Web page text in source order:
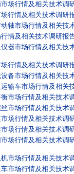
场行情及相关技术调
行情及相关技术调研
轴市场行情及相关技
情及相关技术调研报
器市场行情及相关技
行情及相关技术调研
备市场行情及相关技
输车市场行情及相关
市场行情及相关技术
市场行情及相关技术
场行情及相关技术调
场行情及相关技术调
场行情及相关技术调
市场行情及相关技术
市场行情及相关技术